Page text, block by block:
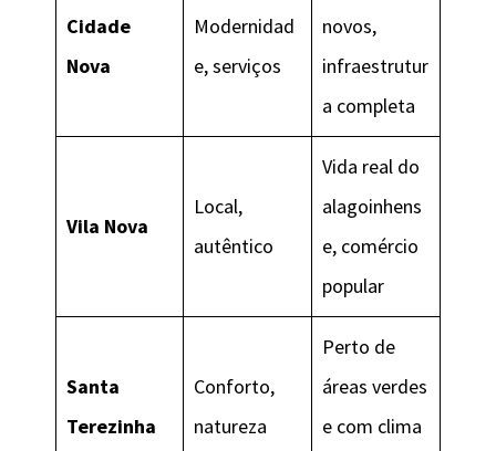
Cidade
Nova
Modernidad
e, serviços
novos,
infraestrutur
a completa
Vila Nova
Local,
autêntico
Vida real do
alagoinhens
e, comércio
popular
Santa
Terezinha
Conforto,
natureza
Perto de
áreas verdes
e com clima